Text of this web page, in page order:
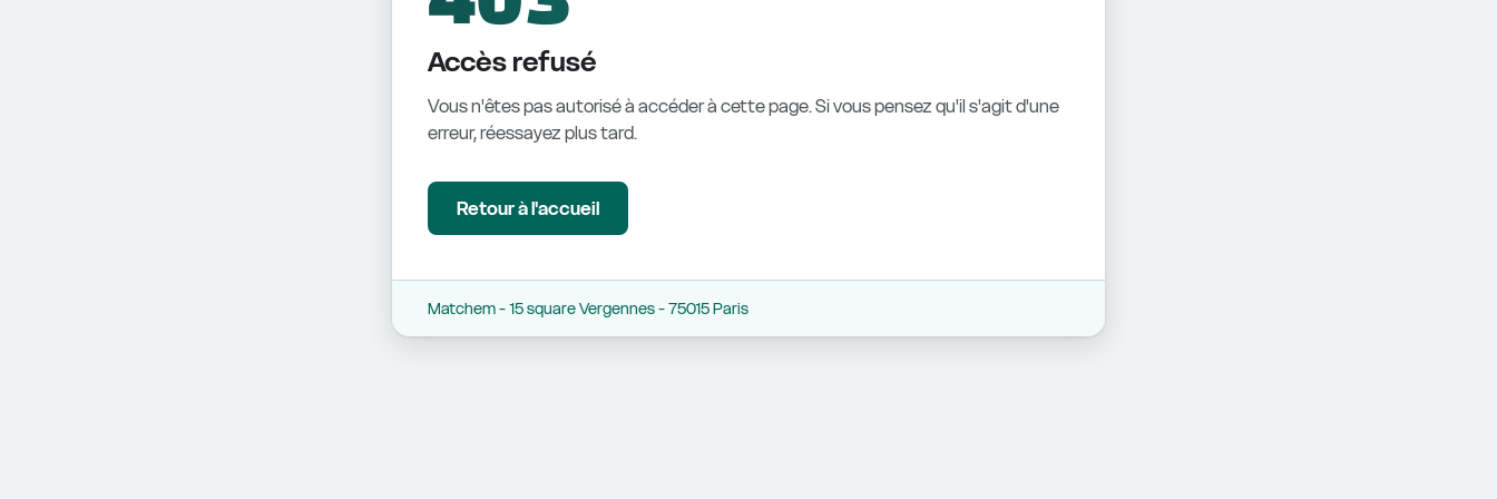
Accès refusé
Vous n'êtes pas autorisé à accéder à cette page. Si vous pensez qu'il s'agit d'une
erreur, réessayez plus tard.
Retour à l'accueil
Matchem - 15 square Vergennes - 75015 Paris